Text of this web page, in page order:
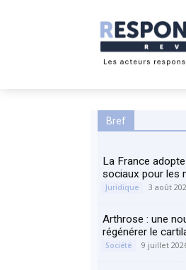
Bref
La France
sociaux pour les
Juridique 3 août
Arthrose : une
régénérer le
Société 9 juillet